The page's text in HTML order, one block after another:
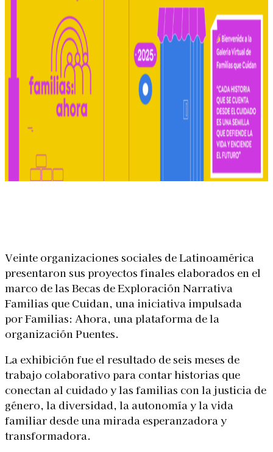
Veinte organizaciones sociales de Latinoamérica
presentaron sus proyectos finales elaborados en el
marco de las Becas de Exploración Narrativa
Familias que Cuidan, una iniciativa impulsada
por Familias: Ahora, una plataforma de la
organización Puentes.
La exhibición fue el resultado de seis meses de
trabajo colaborativo para contar historias que
conectan al cuidado y las familias con la justicia de
género, la diversidad, la autonomía y la vida
familiar desde una mirada esperanzadora y
transformadora.